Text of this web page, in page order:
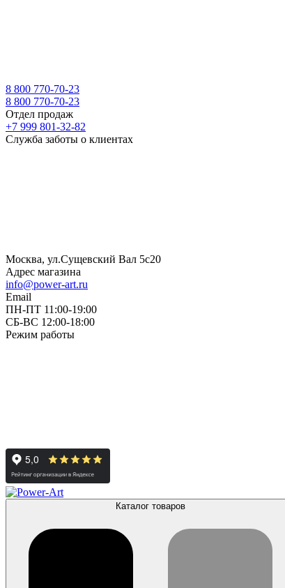
8 800 770-70-23
8 800 770-70-23
Отдел продаж
+7 999 801-32-82
Служба заботы о клиентах
Москва, ул.Сущевский Вал 5с20
Адрес магазина
info@power-art.ru
Email
ПН-ПТ 11:00-19:00
СБ-ВС 12:00-18:00
Режим работы
Каталог товаров